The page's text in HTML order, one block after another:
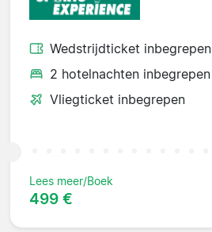
Wedstrijdticket inbegrepen
2 hotelnachten inbegrepen
Vliegticket inbegrepen
Lees meer/Boek
499 €